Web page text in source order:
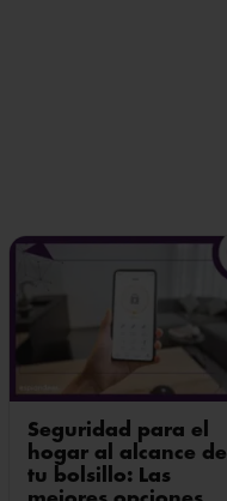
Seguridad para el
hogar al alcance de
tu bolsillo: Las